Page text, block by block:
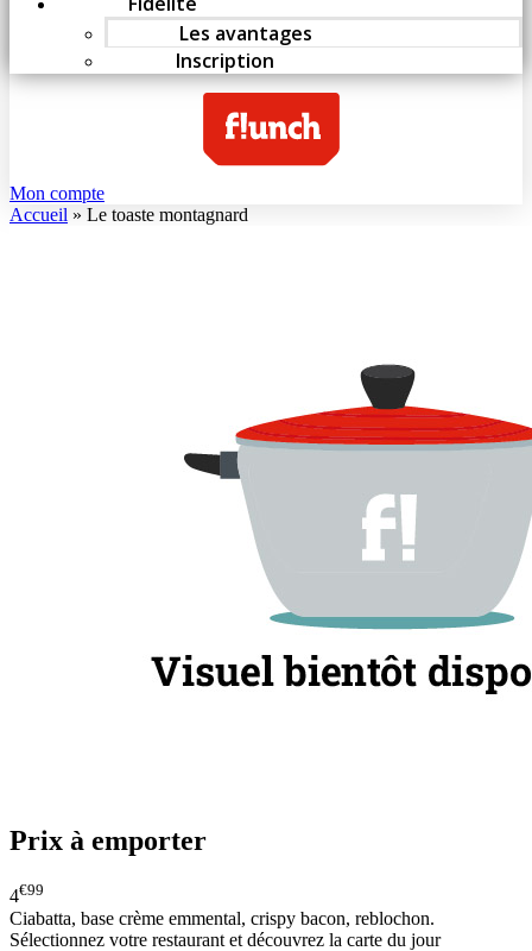
Les avantages
Inscription
Mon compte
Accueil » Le toaste montagnard
Prix à emporter
4€99
Ciabatta, base crème emmental, crispy bacon, reblochon.
Sélectionnez votre restaurant et découvrez la carte du jour